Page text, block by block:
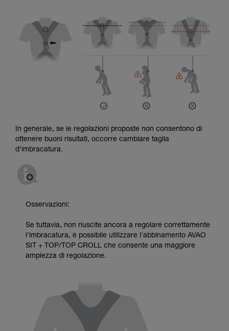
In generale, se le regolazioni proposte non consentono di
ottenere buoni risultati, occorre cambiare taglia
d'imbracatura.
Osservazioni:
Se tuttavia, non riuscite ancora a regolare correttamente
l'imbracatura, è possibile utilizzare l'abbinamento AVAO
SIT + TOP/TOP CROLL che consente una maggiore
ampiezza di regolazione.